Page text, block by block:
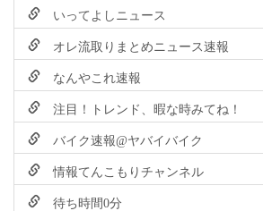
いってよしニュース
オレ流取りまとめニュース速報
なんやこれ速報
注目！トレンド、暇な時みてね！
バイク速報@ヤバイバイク
情報てんこもりチャンネル
待ち時間0分